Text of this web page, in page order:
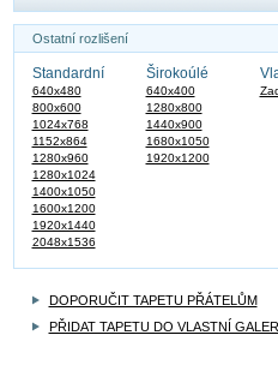
Ostatní rozlišení
Standardní
640x480
800x600
1024x768
1152x864
1280x960
1280x1024
1400x1050
1600x1200
1920x1440
2048x1536
Širokoúlé
640x400
1280x800
1440x900
1680x1050
1920x1200
DOPORUČIT TAPETU PŘÁTELŮM
PŘIDAT TAPETU DO VLASTNÍ